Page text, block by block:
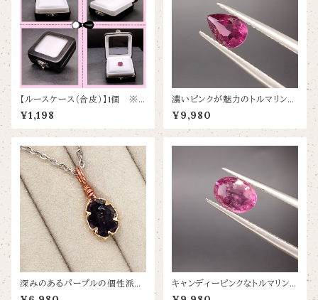
【ルースケース（合皮）】1個 ※ク
ッション部分は裏表黒と白のリバ
ーシブル！（写真あり）
¥1,198
濃いピンクが魅力のトルマリン
【0.37ct/5.9×4】
¥9,980
深みのあるパープルの個性派ト
ルマリン【10.3×7.9】
キャンディーピンクなトルマリン
【0.86ct/7.3×5.3】